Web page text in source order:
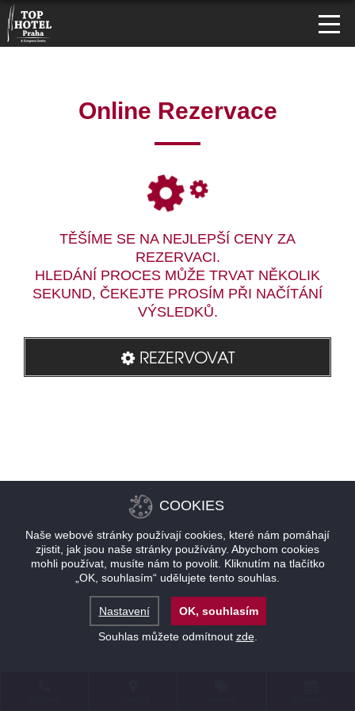
Online Rezervace
TĚŠÍME SE NA NEJLEPŠÍ CENY ZA
REZERVACI.
HLEDÁNÍ PROCES MŮŽE TRVAT NĚKOLIK
SEKUND, ČEKEJTE PROSÍM PŘI NAČÍTÁNÍ
VÝSLEDKŮ.
REZERVOVAT
COOKIES
Naše webové stránky používají cookies, které nám pomáhají
zjistit, jak jsou naše stránky používány. Abychom cookies
mohli používat, musíte nám to povolit. Kliknutím na tlačítko
„OK, souhlasím“ udělujete tento souhlas.
Nastavení
OK, souhlasím
Souhlas můžete odmítnout zde.